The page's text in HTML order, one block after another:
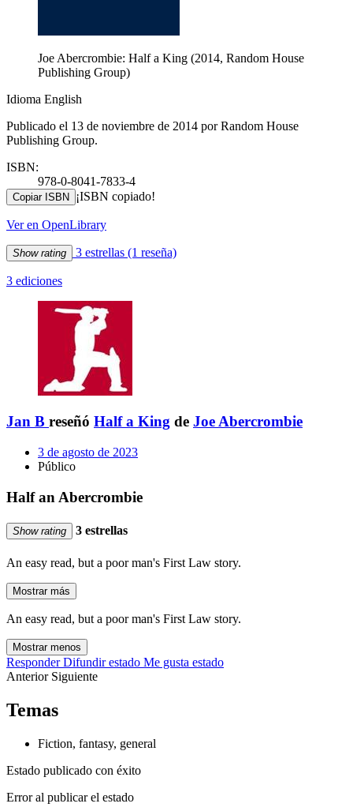
Joe Abercrombie: Half a King (2014, Random House
Publishing Group)
Idioma English
Publicado el 13 de noviembre de 2014 por Random House
Publishing Group.
ISBN:
978-0-8041-7833-4
Copiar ISBN ¡ISBN copiado!
Ver en OpenLibrary
Show rating 3 estrellas (1 reseña)
3 ediciones
Jan B reseñó Half a King de Joe Abercrombie
3 de agosto de 2023
Público
Half an Abercrombie
Show rating 3 estrellas
An easy read, but a poor man's First Law story.
Mostrar más
An easy read, but a poor man's First Law story.
Mostrar menos
Responder Difundir estado Me gusta estado
Anterior Siguiente
Temas
Fiction, fantasy, general
Estado publicado con éxito
Error al publicar el estado